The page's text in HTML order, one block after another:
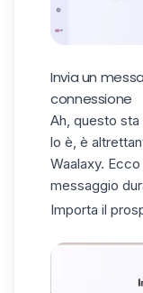
Invia un
connessione
Ah, questo
lo è, è
Waalaxy.
messaggio
Importa il